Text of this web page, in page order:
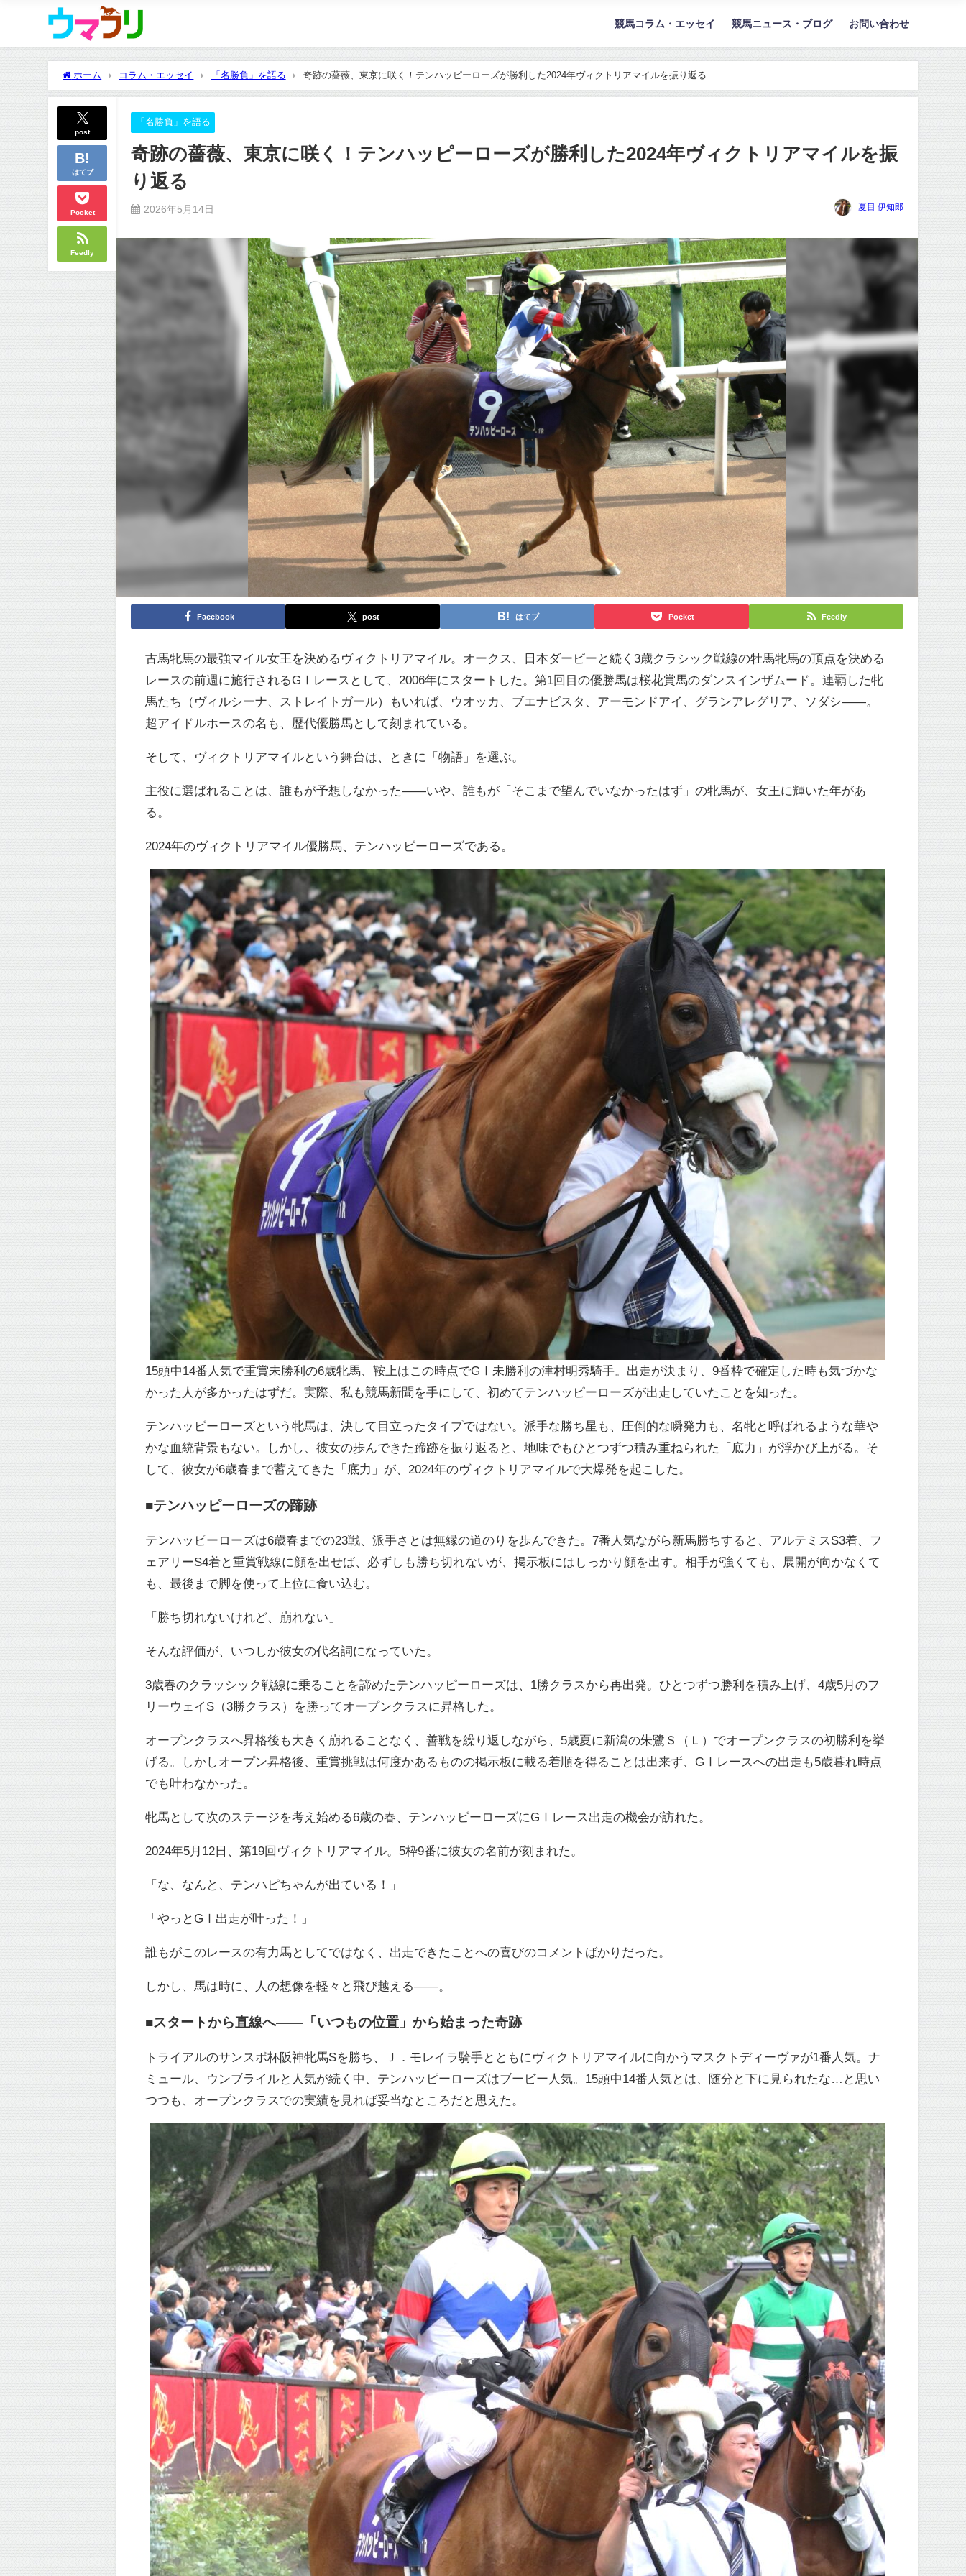
競馬コラム・エッセイ 競馬ニュース・ブログ お問い合わせ
ホーム コラム・エッセイ 「名勝負」を語る 奇跡の薔薇、東京に咲く！テンハッピーローズが勝利した2024年ヴィクトリアマイルを振り返る
post
はてブ
Pocket
Feedly
「名勝負」を語る
奇跡の薔薇、東京に咲く！テンハッピーローズが勝利した2024年ヴィクトリアマイルを振
り返る
2026年5月14日 夏目 伊知郎
Facebook post はてブ Pocket Feedly
古馬牝馬の最強マイル女王を決めるヴィクトリアマイル。オークス、日本ダービーと続く3歳クラシック戦線の牡馬牝馬の頂点を決める
レースの前週に施行されるGⅠレースとして、2006年にスタートした。第1回目の優勝馬は桜花賞馬のダンスインザムード。連覇した牝
馬たち（ヴィルシーナ、ストレイトガール）もいれば、ウオッカ、ブエナビスタ、アーモンドアイ、グランアレグリア、ソダシ——。
超アイドルホースの名も、歴代優勝馬として刻まれている。
そして、ヴィクトリアマイルという舞台は、ときに「物語」を選ぶ。
主役に選ばれることは、誰もが予想しなかった——いや、誰もが「そこまで望んでいなかったはず」の牝馬が、女王に輝いた年があ
る。
2024年のヴィクトリアマイル優勝馬、テンハッピーローズである。
15頭中14番人気で重賞未勝利の6歳牝馬、鞍上はこの時点でGⅠ未勝利の津村明秀騎手。出走が決まり、9番枠で確定した時も気づかな
かった人が多かったはずだ。実際、私も競馬新聞を手にして、初めてテンハッピーローズが出走していたことを知った。
テンハッピーローズという牝馬は、決して目立ったタイプではない。派手な勝ち星も、圧倒的な瞬発力も、名牝と呼ばれるような華や
かな血統背景もない。しかし、彼女の歩んできた蹄跡を振り返ると、地味でもひとつずつ積み重ねられた「底力」が浮かび上がる。そ
して、彼女が6歳春まで蓄えてきた「底力」が、2024年のヴィクトリアマイルで大爆発を起こした。
■テンハッピーローズの蹄跡
テンハッピーローズは6歳春までの23戦、派手さとは無縁の道のりを歩んできた。7番人気ながら新馬勝ちすると、アルテミスS3着、フ
ェアリーS4着と重賞戦線に顔を出せば、必ずしも勝ち切れないが、掲示板にはしっかり顔を出す。相手が強くても、展開が向かなくて
も、最後まで脚を使って上位に食い込む。
「勝ち切れないけれど、崩れない」
そんな評価が、いつしか彼女の代名詞になっていた。
3歳春のクラッシック戦線に乗ることを諦めたテンハッピーローズは、1勝クラスから再出発。ひとつずつ勝利を積み上げ、4歳5月のフ
リーウェイS（3勝クラス）を勝ってオープンクラスに昇格した。
オープンクラスへ昇格後も大きく崩れることなく、善戦を繰り返しながら、5歳夏に新潟の朱鷺Ｓ（Ｌ）でオープンクラスの初勝利を挙
げる。しかしオープン昇格後、重賞挑戦は何度かあるものの掲示板に載る着順を得ることは出来ず、GⅠレースへの出走も5歳暮れ時点
でも叶わなかった。
牝馬として次のステージを考え始める6歳の春、テンハッピーローズにGⅠレース出走の機会が訪れた。
2024年5月12日、第19回ヴィクトリアマイル。5枠9番に彼女の名前が刻まれた。
「な、なんと、テンハピちゃんが出ている！」
「やっとGⅠ出走が叶った！」
誰もがこのレースの有力馬としてではなく、出走できたことへの喜びのコメントばかりだった。
しかし、馬は時に、人の想像を軽々と飛び越える——。
■スタートから直線へ——「いつもの位置」から始まった奇跡
トライアルのサンスポ杯阪神牝馬Sを勝ち、Ｊ．モレイラ騎手とともにヴィクトリアマイルに向かうマスクトディーヴァが1番人気。ナ
ミュール、ウンブライルと人気が続く中、テンハッピーローズはブービー人気。15頭中14番人気とは、随分と下に見られたな…と思い
つつも、オープンクラスでの実績を見れば妥当なところだと思えた。